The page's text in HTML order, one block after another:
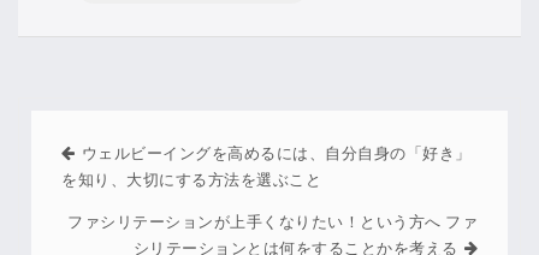
ウェルビーイングを高めるには、自分自身の「好き」
を知り、大切にする方法を選ぶこと
ファシリテーションが上手くなりたい！という方へ ファ
シリテーションとは何をすることかを考える